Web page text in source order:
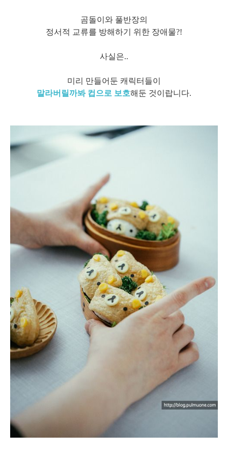
곰돌이와 풀반장의
정서적 교류를 방해하기 위한 장애물?!
사실은..
미리 만들어둔 캐릭터들이
말라버릴까봐 컵으로 보호해둔 것이랍니다.